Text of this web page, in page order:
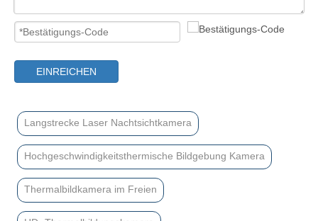
EINREICHEN
Langstrecke Laser Nachtsichtkamera
Hochgeschwindigkeitsthermische Bildgebung Kamera
Thermalbildkamera im Freien